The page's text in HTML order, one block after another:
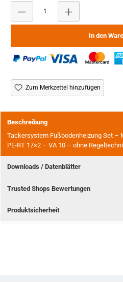
Produkt Anzahl:
In den
Zum Merkzettel hinzufügen
Beschreibung
Tackersystem Fußbodenheizung Set –
PE-RT 17×2 – VA 10 – ohne
Downloads / Datenblätter
Trusted Shops Bewertungen
Produktsicherheit